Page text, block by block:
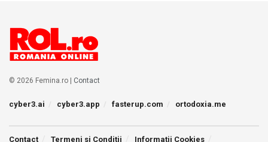
© 2026 Femina.ro | Contact
cyber3.ai cyber3.app fasterup.com ortodoxia.me
Contact Termeni si Conditii Informatii Cookies